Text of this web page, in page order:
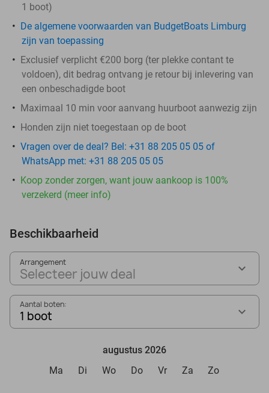
1 boot)
De algemene voorwaarden van BudgetBoats Limburg
zijn van toepassing
Exclusief verplicht €200 borg (ter plekke contant te
voldoen), dit bedrag ontvang je retour bij inlevering van
een onbeschadigde boot
Maximaal 10 min voor aanvang huurboot aanwezig zijn
Honden zijn niet toegestaan op de boot
Vragen over de deal? Bel: +31 88 205 05 05 of
WhatsApp met: +31 88 205 05 05
Koop zonder zorgen, want jouw aankoop is 100%
verzekerd (meer info)
Beschikbaarheid
Arrangement
Selecteer jouw deal
Aantal boten:
1 boot
augustus 2026
Ma
Di Wo Do Vr Za Zo